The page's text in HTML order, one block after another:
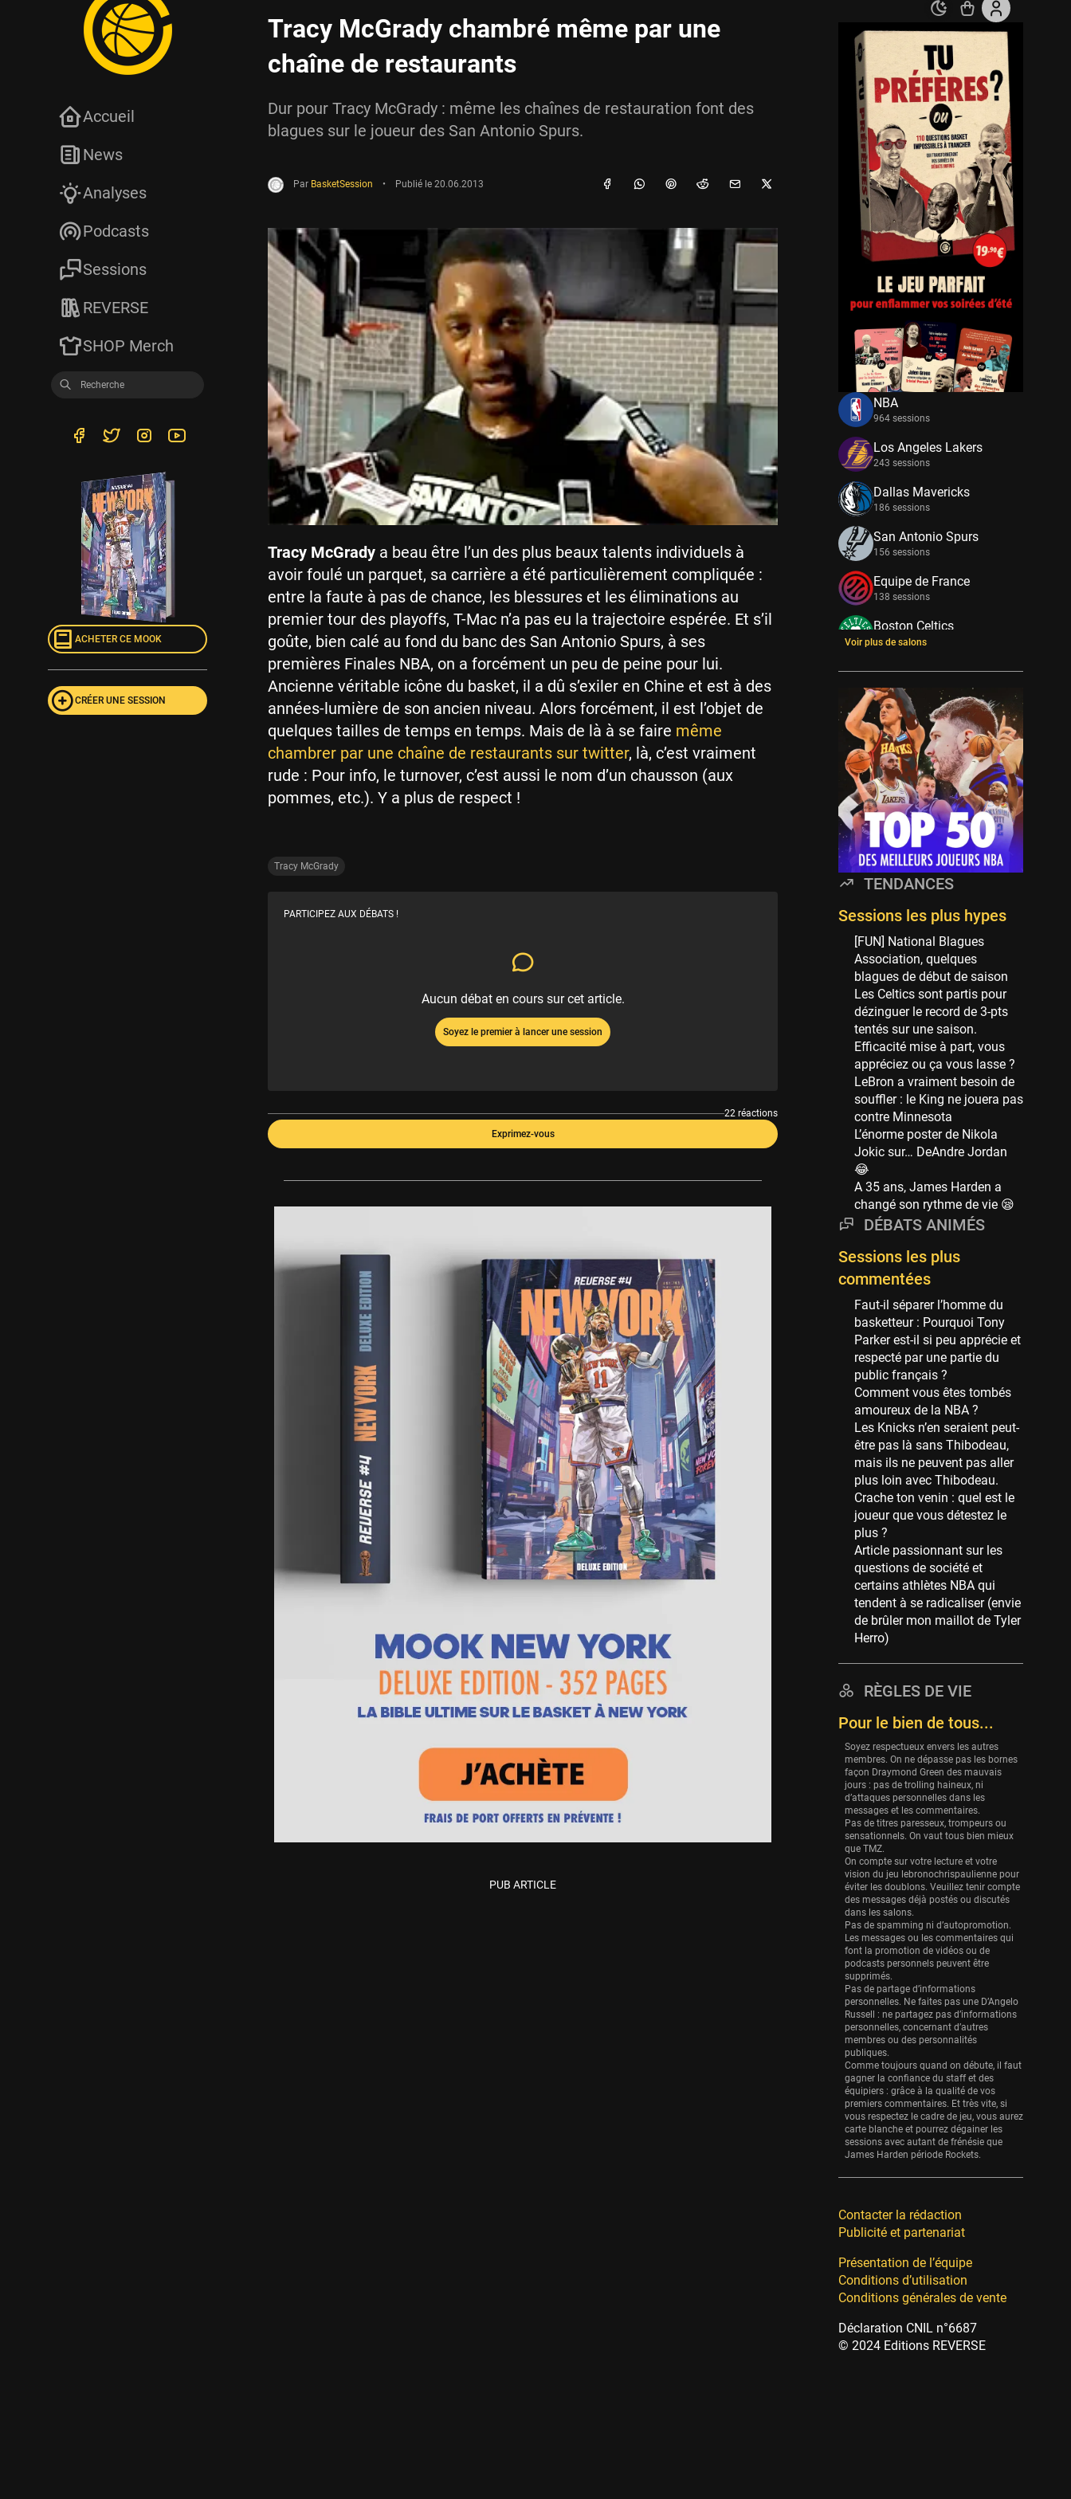
Tracy McGrady chambré même par une
chaîne de restaurants
Dur pour Tracy McGrady : même les chaînes de restauration font des
blagues sur le joueur des San Antonio Spurs.
Par BasketSession • Publié le 20.06.2013
Tracy McGrady a beau être l’un des plus beaux talents individuels à
avoir foulé un parquet, sa carrière a été particulièrement compliquée :
entre la faute à pas de chance, les blessures et les éliminations au
premier tour des playoffs, T-Mac n’a pas eu la trajectoire espérée. Et s’il
goûte, bien calé au fond du banc des San Antonio Spurs, à ses
premières Finales NBA, on a forcément un peu de peine pour lui.
Ancienne véritable icône du basket, il a dû s’exiler en Chine et est à des
années-lumière de son ancien niveau. Alors forcément, il est l’objet de
quelques tailles de temps en temps. Mais de là à se faire même
chambrer par une chaîne de restaurants sur twitter, là, c’est vraiment
rude : Pour info, le turnover, c’est aussi le nom d’un chausson (aux
pommes, etc.). Y a plus de respect !
Tracy McGrady
PARTICIPEZ AUX DÉBATS !
Aucun débat en cours sur cet article.
Soyez le premier à lancer une session
22 réactions
Exprimez-vous
PUB ARTICLE
Accueil
News
Analyses
Podcasts
Sessions
REVERSE
SHOP Merch
ACHETER CE MOOK
CRÉER UNE SESSION
NBA
964 sessions
Los Angeles Lakers
243 sessions
Dallas Mavericks
186 sessions
San Antonio Spurs
156 sessions
Equipe de France
138 sessions
Boston Celtics
133 sessions
New York Knicks
114 sessions
Minnesota Timberwolves
114 sessions
Golden State Warriors
113 sessions
Denver Nuggets
106 sessions
WNBA
97 sessions
Philadelphia Sixers
89 sessions
Milwaukee Bucks
82 sessions
Hoop Culture
73 sessions
Oklahoma City Thunder
69 sessions
Phoenix Suns
69 sessions
Miami Heat
63 sessions
Los Angeles Clippers
Indiana Pacers
53 sessions
New Orleans Pelicans
52 sessions
Atlanta Hawks
45 sessions
Chicago Bulls
41 sessions
Memphis Grizzlies
39 sessions
Cleveland Cavaliers
Orlando Magic
36 sessions
Euroleague
34 sessions
Charlotte Hornets
32 sessions
Washington Wizards
Portland Trail Blazers
27 sessions
Eurobasket
25 sessions
Detroit Pistons
25 sessions
Brooklyn Nets
24 sessions
Sacramento Kings
24 sessions
Utah Jazz
22 sessions
Toronto Raptors
18 sessions
REVERSE
11 sessions
Bleues
0 sessions
Voir plus de salons
TENDANCES
Sessions les plus hypes
[FUN] National Blagues
Association, quelques
blagues de début de saison
Les Celtics sont partis pour
dézinguer le record de 3-pts
tentés sur une saison.
Efficacité mise à part, vous
appréciez ou ça vous lasse ?
LeBron a vraiment besoin de
souffler : le King ne jouera pas
contre Minnesota
L’énorme poster de Nikola
Jokic sur… DeAndre Jordan
😂
A 35 ans, James Harden a
changé son rythme de vie 😪
DÉBATS ANIMÉS
Sessions les plus
commentées
Faut-il séparer l’homme du
basketteur : Pourquoi Tony
Parker est-il si peu apprécie et
respecté par une partie du
public français ?
Comment vous êtes tombés
amoureux de la NBA ?
Les Knicks n’en seraient peut-
être pas là sans Thibodeau,
mais ils ne peuvent pas aller
plus loin avec Thibodeau.
Crache ton venin : quel est le
joueur que vous détestez le
plus ?
Article passionnant sur les
questions de société et
certains athlètes NBA qui
tendent à se radicaliser (envie
de brûler mon maillot de Tyler
Herro)
RÈGLES DE VIE
Pour le bien de tous...
Soyez respectueux envers les autres
membres. On ne dépasse pas les bornes
façon Draymond Green des mauvais
jours : pas de trolling haineux, ni
d’attaques personnelles dans les
messages et les commentaires.
Pas de titres paresseux, trompeurs ou
sensationnels. On vaut tous bien mieux
que TMZ.
On compte sur votre lecture et votre
vision du jeu lebronochrispaulienne pour
éviter les doublons. Veuillez tenir compte
des messages déjà postés ou discutés
dans les salons.
Pas de spamming ni d’autopromotion.
Les messages ou les commentaires qui
font la promotion de vidéos ou de
podcasts personnels peuvent être
supprimés.
Pas de partage d’informations
personnelles. Ne faites pas une D’Angelo
Russell : ne partagez pas d’informations
personnelles, concernant d’autres
membres ou des personnalités
publiques.
Comme toujours quand on débute, il faut
gagner la confiance du staff et des
équipiers : grâce à la qualité de vos
premiers commentaires. Et très vite, si
vous respectez le cadre de jeu, vous aurez
carte blanche et pourrez dégainer les
sessions avec autant de frénésie que
James Harden période Rockets.
Contacter la rédaction
Publicité et partenariat
Présentation de l’équipe
Conditions d’utilisation
Conditions générales de vente
Déclaration CNIL n°6687
© 2024 Editions REVERSE